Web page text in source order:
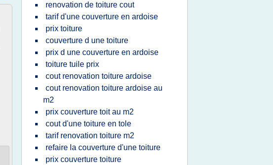
renovation de toiture cout
tarif d'une couverture en ardoise
prix toiture
couverture d une toiture
prix d une couverture en ardoise
toiture tuile prix
cout renovation toiture ardoise
cout renovation toiture ardoise au
m2
prix couverture toit au m2
cout d'une toiture en tole
tarif renovation toiture m2
refaire la couverture d'une toiture
prix couverture toiture